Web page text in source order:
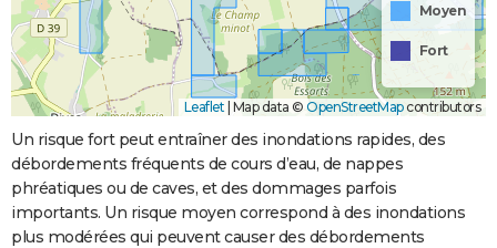
Moyen
Fort
Leaflet | Map data © OpenStreetMapcontributors
Un risque fort peut entraîner des inondations rapides, des
débordements fréquents de cours d’eau, de nappes
phréatiques ou de caves, et des dommages parfois
importants. Un risque moyen correspond à des inondations
plus modérées qui peuvent causer des débordements